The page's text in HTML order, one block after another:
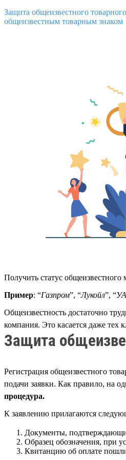
Защита общеизвестного
общеизвестным товарным знаком
Получить статус общеизвестного
Пример: “Газпром”, “Лукойл”, “
Общеизвестность достаточно
компания. Это касается даже
Защита
Регистрация общеизвестного
подачи заявки. Как правило, на
процедура.
К заявлению прилагаются
Документы,
Образец обозначения, при
Квитанцию об оплате